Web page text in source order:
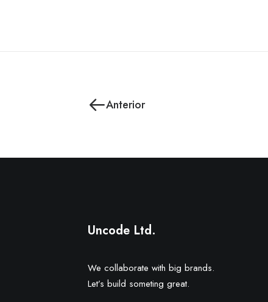
Anterior
Uncode Ltd.
We collaborate with big brands.
Let’s build someting great.